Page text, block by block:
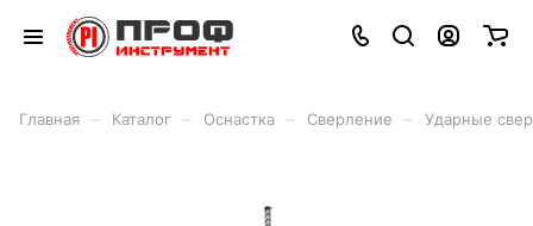
Главная Каталог Оснастка Сверление Ударные